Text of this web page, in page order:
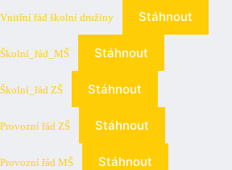
Vnitřní řád školní družiny Stáhnout
Školní_řád_MŠ Stáhnout
Školní_řád ZŠ Stáhnout
Provozní řád ZŠ Stáhnout
Provozní řád MŠ Stáhnout